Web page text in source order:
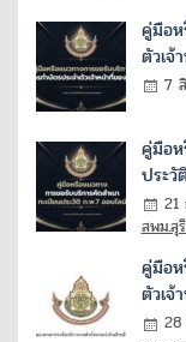
คู่มือห
ตัวเจ้
7
คู่มือห
ประวั
21
สพม.สุ
คู่มือห
ตัวเจ้